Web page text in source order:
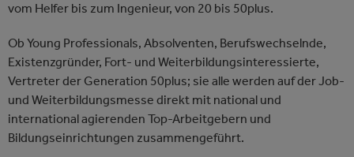
vom Helfer bis zum Ingenieur, von 20 bis 50plus.
Ob Young Professionals, Absolventen, Berufswechselnde,
Existenzgründer, Fort- und Weiterbildungsinteressierte,
Vertreter der Generation 50plus; sie alle werden auf der Job-
und Weiterbildungsmesse direkt mit national und
international agierenden Top-Arbeitgebern und
Bildungseinrichtungen zusammengeführt.